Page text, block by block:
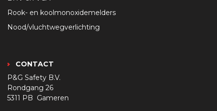
Rook- en koolmonoxidemelders
Nood/vluchtwegverlichting
CONTACT
P&G Safety B.V.
Rondgang 26
5311 PB Gameren